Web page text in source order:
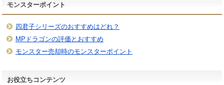
モンスターポイント
四君子シリーズのおすすめはどれ？
MPドラゴンの評価とおすすめ
モンスター売却時のモンスターポイント
お役立ちコンテンツ